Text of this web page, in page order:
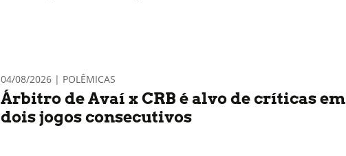
04/08/2026 | POLÊMICAS
Árbitro de Avaí x CRB é alvo de críticas em
dois jogos consecutivos